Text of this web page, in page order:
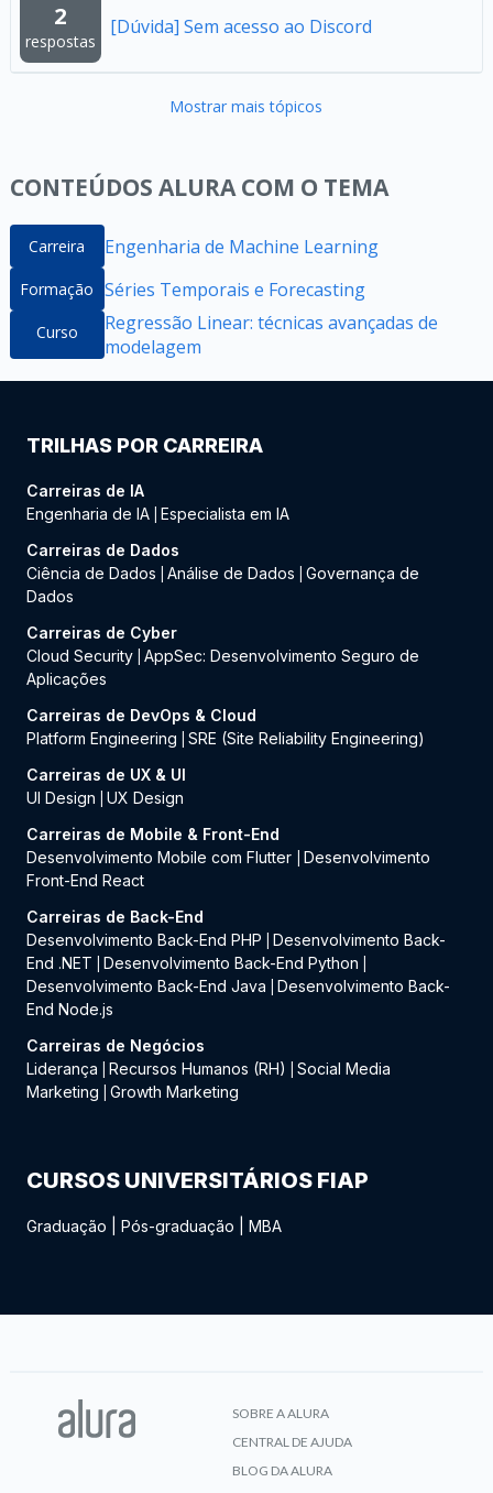
2
respostas
[Dúvida] Sem acesso ao Discord
Mostrar mais tópicos
CONTEÚDOS ALURA COM O TEMA
Carreira Engenharia de Machine Learning
Formação Séries Temporais e Forecasting
Curso
Regressão Linear: técnicas avançadas de
modelagem
TRILHAS POR CARREIRA
Carreiras de IA
Engenharia de IA Especialista em IA
Carreiras de Dados
Ciência de Dados
Análise de Dados
Governança de
Dados
Carreiras de Cyber
Cloud Security AppSec: Desenvolvimento Seguro de
Aplicações
Carreiras de DevOps & Cloud
Platform Engineering
SRE (Site Reliability Engineering)
Carreiras de UX & UI
UI Design
UX Design
Carreiras de Mobile & Front-End
Desenvolvimento Mobile com Flutter
Desenvolvimento
Front-End React
Carreiras de Back-End
Desenvolvimento Back-End PHP
Desenvolvimento Back-
End .NET
Desenvolvimento Back-End Python
Desenvolvimento Back-End Java
Desenvolvimento Back-
End Node.js
Carreiras de Negócios
Liderança
Recursos Humanos (RH)
Social Media
Marketing
Growth Marketing
CURSOS UNIVERSITÁRIOS FIAP
Graduação Pós-graduação MBA
SOBRE A ALURA
CENTRAL DE AJUDA
BLOG DA ALURA